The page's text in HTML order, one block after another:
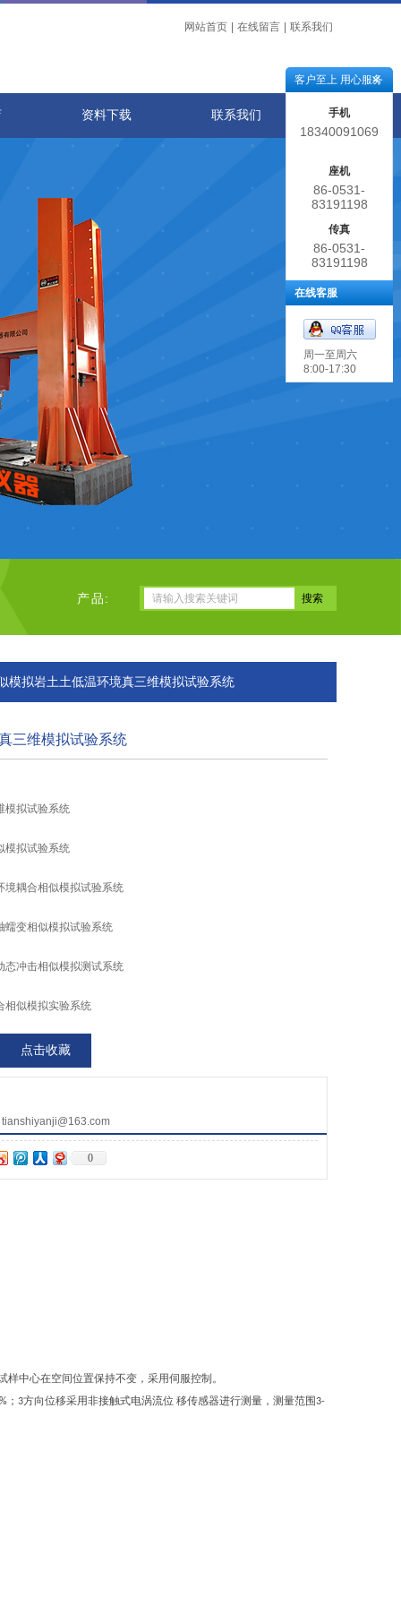
网站首页 在线留言 联系我们
资料下载 联系我们
产品:
模拟岩土土低温环境真三维模拟试验系统
三维模拟试验系统
模拟试验系统
模拟试验系统
境耦合相似模拟试验系统
蠕变相似模拟试验系统
态冲击相似模拟测试系统
相似模拟实验系统
点击收藏
0
中心在空间位置保持不变，采用伺服控制。
； 3方向位移采用非接触式电涡流位 移传感器进行测量，测量范围3-
客户至上 用心服务
手机
18340091069
座机
86-0531-
83191198
传真
86-0531-
83191198
在线客服
周一至周六
8:00-17:30